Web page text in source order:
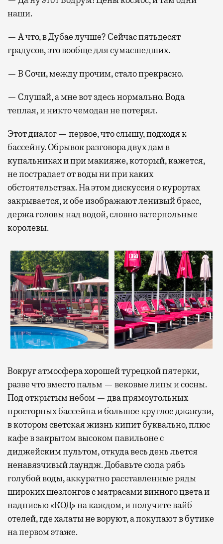
наши.
— А что, в Дубае лучше? Сейчас пятьдесят
градусов, это вообще для сумасшедших.
— В Сочи, между прочим, стало прекрасно.
— Слушай, а мне вот здесь нормально. Вода
теплая, и никто чемодан не потерял.
Этот диалог — первое, что слышу, подходя к
бассейну. Обрывок разговора двух дам в
купальниках и при макияже, который, кажется,
не пострадает от воды ни при каких
обстоятельствах. На этом дискуссия о курортах
закрывается, и обе изображают ленивый брасс,
держа головы над водой, словно ватерпольные
королевы.
Вокруг атмосфера хорошей турецкой пятерки,
разве что вместо пальм — вековые липы и сосны.
Под открытым небом — два прямоугольных
просторных бассейна и большое круглое джакузи,
в котором светская жизнь кипит буквально, плюс
кафе в закрытом высоком павильоне с
диджейским пультом, откуда весь день льется
ненавязчивый лаундж. Добавьте сюда рябь
голубой воды, аккуратно расставленные ряды
широких шезлонгов с матрасами винного цвета и
надписью «КОД» на каждом, и получите вайб
отелей, где халаты не воруют, а покупают в бутике
на первом этаже.